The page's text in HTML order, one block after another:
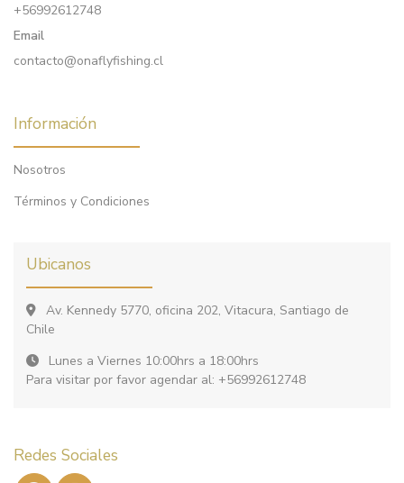
+56992612748
Email
contacto@onaflyfishing.cl
Información
Nosotros
Términos y Condiciones
Ubicanos
Av. Kennedy 5770, oficina 202, Vitacura, Santiago de
Chile
Lunes a Viernes 10:00hrs a 18:00hrs
Para visitar por favor agendar al: +56992612748
Redes Sociales